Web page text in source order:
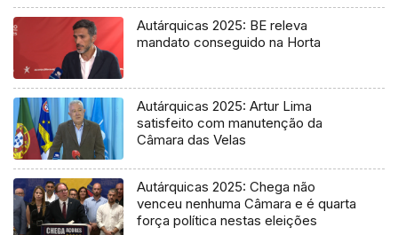
Autárquicas 2025: BE releva
mandato conseguido na Horta
Autárquicas 2025: Artur Lima
satisfeito com manutenção da
Câmara das Velas
Autárquicas 2025: Chega não
venceu nenhuma Câmara e é quarta
força política nestas eleições